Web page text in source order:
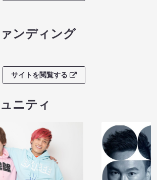
ンディング
サイトを閲覧する
ニティ